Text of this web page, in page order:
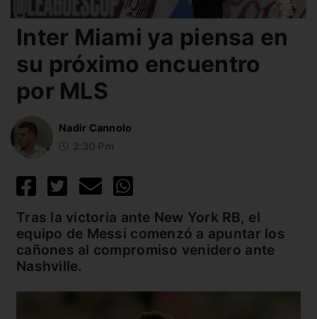
Inter Miami ya piensa en
su próximo encuentro
por MLS
Nadir Cannolo
Tras la victoria ante New York RB, el
equipo de Messi comenzó a apuntar los
cañones al compromiso venidero ante
Nashville.